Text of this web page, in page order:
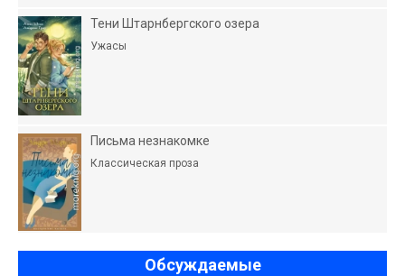
Тени Штарнбергского озера
Ужасы
Письма незнакомке
Классическая проза
Обсуждаемые